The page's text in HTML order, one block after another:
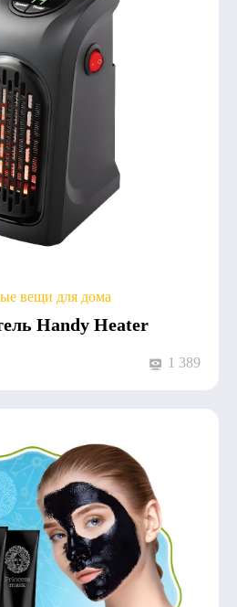
вещи для дома
Handy Heater
1 389